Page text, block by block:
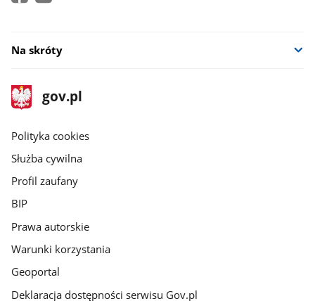
Na skróty
stopka
gov.pl
Strona
gov.pl
gov.pl
Polityka cookies
Służba cywilna
Profil zaufany
BIP
Prawa autorskie
Warunki korzystania
Geoportal
Deklaracja dostępności serwisu Gov.pl